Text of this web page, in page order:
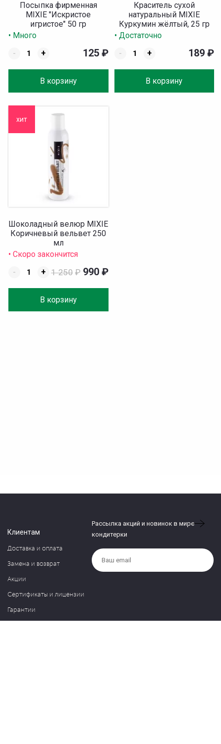
Посыпка фирменная
MIXIE "Искристое
игристое" 50 гр
• Много
-
+
В корзину
125 ₽
Краситель сухой
натуральный MIXIE
Куркумин жёлтый, 25 гр
• Достаточно
-
+
В корзину
189 ₽
хит
Шоколадный велюр MIXIE
Коричневый вельвет 250
мл
• Скоро закончится
-
+
В корзину
1 250 ₽ 990 ₽
Клиентам
Доставка и оплата
Замена и возврат
Акции
Сертификаты и лицензии
Гарантии
Рассылка акций и новинок в мире
кондитерки